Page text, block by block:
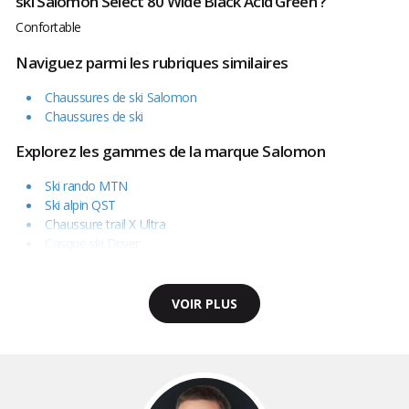
Confortable
Naviguez parmi les rubriques similaires
Chaussures de ski Salomon
Chaussures de ski
Explorez les gammes de la marque Salomon
Ski rando MTN
Ski alpin QST
Chaussure trail X Ultra
Casque ski Driver
VOIR PLUS